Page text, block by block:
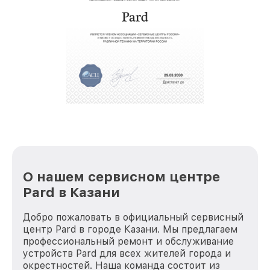
обеспечат доставку устройств в сервис в
За годы своей деятельности мы получали только
репутацию. Мы постоянно совершенствуемся и
стараемся каждый день делать наш сервис еще
О нашем сервисном центре
Pard в Казани
Добро пожаловать в официальный сервисный
центр Pard в городе Казани. Мы предлагаем
профессиональный ремонт и обслуживание
устройств Pard для всех жителей города и
окрестностей. Наша команда состоит из